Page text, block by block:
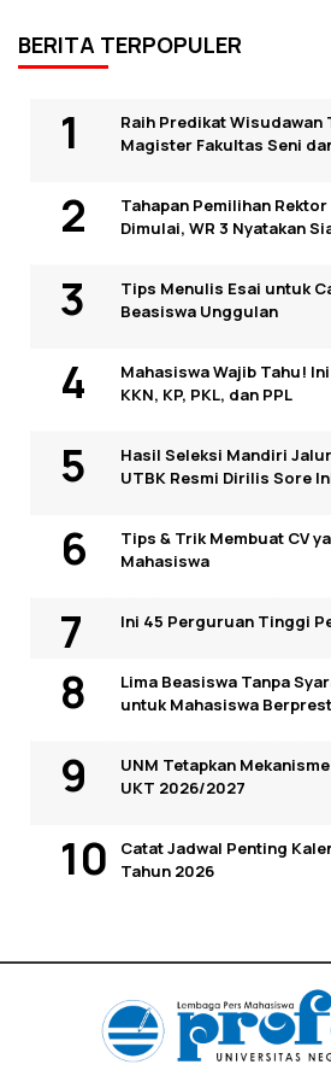
BERITA TERPOPULER
Raih Predikat Wisudawan
Magister Fakultas Seni
Tahapan Pemilihan
Dimulai, WR 3 Nyatakan
Tips Menulis Esai untuk
Beasiswa Unggulan
Mahasiswa Wajib Tahu!
KKN, KP, PKL, dan PPL
Hasil Seleksi Mandiri
UTBK Resmi Dirilis Sore
Tips & Trik Membuat CV
Mahasiswa
Ini 45 Perguruan Tinggi
Lima Beasiswa Tanpa
untuk Mahasiswa
UNM Tetapkan
UKT 2026/2027
Catat Jadwal Penting
Tahun 2026